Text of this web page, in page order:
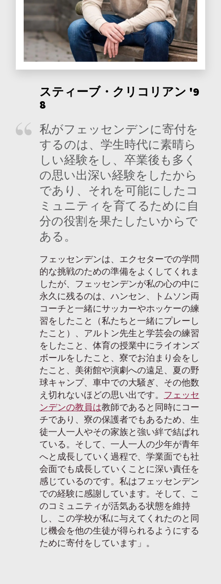
スティーブ・クリコリアン '9
8
私がフェッセンデンに寄付を
するのは、学生時代に素晴ら
しい経験をし、卒業後も多く
の思い出深い経験をしたから
であり、それを可能にしたコ
ミュニティを育てるために自
分の役割を果たしたいからで
ある。
フェッセンデンは、エクセターでの学問
的な挑戦のための準備をよくしてくれま
したが、フェッセンデンが私の心の中に
永久に残るのは、ハンセン、トムソン両
コーチと一緒にサッカーやホッケーの練
習をしたこと（私たちと一緒にプレーし
たこと）、アルトン先生と学芸会の練習
をしたこと、体育の授業中にライオンズ
ボールをしたこと、寮でお泊まり会をし
たこと、美術館や演劇への遠足、夏の野
球キャンプ、車中での大騒ぎ、その他数
え切れないほどの思い出です。 フェッセ
ンデンの教員は教師であると同時にコー
チであり、寮の保護者でもあるため、生
徒一人一人やその家族と強い絆で結ばれ
ている。そして、一人一人の少年が青年
へと成長していく過程で、学業面でも社
会面でも成長していくことに深い責任を
感じているのです。私はフェッセンデン
での経験に感謝しています。そして、こ
のコミュニティが活気ある状態を維持
し、この学校が私に与えてくれたのと同
じ機会を他の生徒が得られるようにする
ために寄付をしています」。